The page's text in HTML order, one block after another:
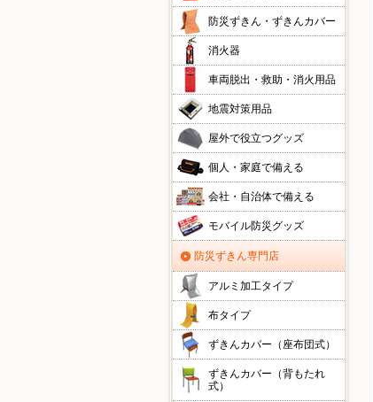
防災ずきん・ずきんカバー
消火器
車両脱出・救助・消火用品
地震対策用品
屋外で役立つグッズ
個人・家庭で備える
会社・自治体で備える
モバイル防災グッズ
防災ずきん専門店
アルミ加工タイプ
布タイプ
ずきんカバー（座布団式）
ずきんカバー（背もたれ
式）